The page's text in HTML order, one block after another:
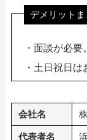
デメリットま
・面談が必
・土日祝日は
会社名
代表者名